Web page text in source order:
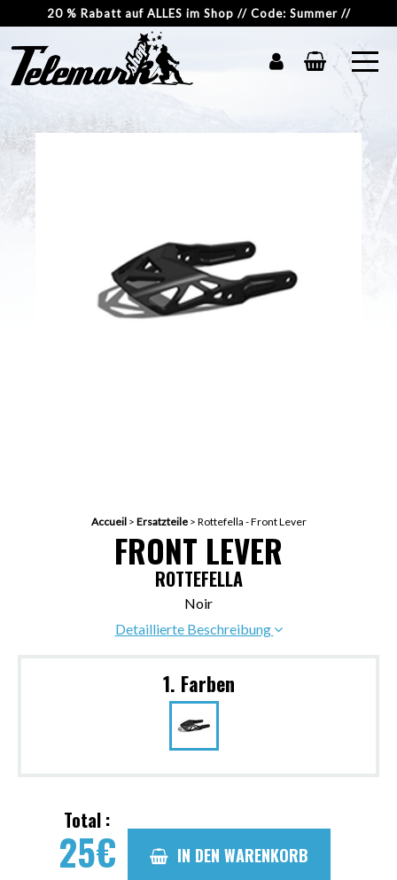
20 % Rabatt auf ALLES im Shop // Code: Summer //
Accueil> Ersatzteile> Rottefella - Front Lever
FRONT LEVER
ROTTEFELLA
Noir
Detaillierte Beschreibung
1. Farben
Total :
25€ IN DEN WARENKORB